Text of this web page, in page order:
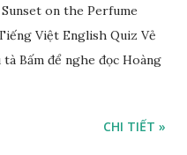
on the Perfume
Việt English Quiz Vẻ
Bấm để nghe đọc Hoàng
CHI TIẾT »